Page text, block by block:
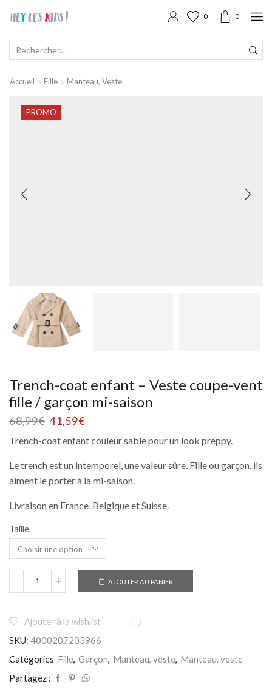
0 0
Accueil Fille Manteau, Veste
PROMO
Trench-coat enfant – Veste coupe-vent
fille / garçon mi-saison
68,99€ 41,59€
Trench-coat enfant couleur sable pour un look preppy.
Le trench est un intemporel, une valeur sûre. Fille ou garçon, ils
aiment le porter à la mi-saison.
Livraison en France, Belgique et Suisse.
Taille
quantité
coat
-
coupe-
fille
AJOUTER AU PANIER
Ajouter à la wishlist
SKU: 4000207203966
Catégories Fille, Garçon, Manteau, veste, Manteau, veste
Partagez :